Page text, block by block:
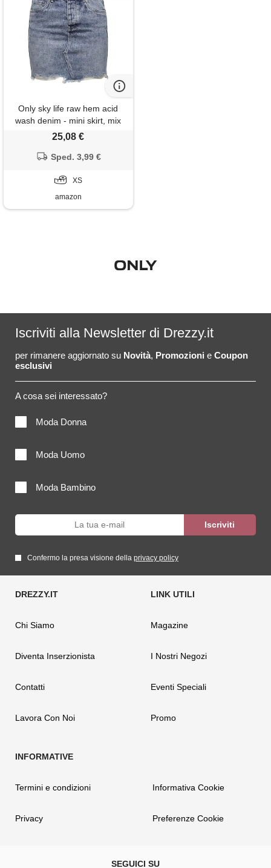
Only sky life raw hem acid
wash denim - mini skirt, mix
blu chiaro, 40
25,08 €
Sped. 3,99 €
XS
amazon
Iscriviti alla Newsletter di Drezzy.it
per rimanere aggiornato su Novità, Promozioni e Coupon
esclusivi
A cosa sei interessato?
Moda Donna
Moda Uomo
Moda Bambino
Confermo la presa visione della privacy policy
Chi Siamo
Diventa Inserzionista
Contatti
Lavora Con Noi
Magazine
I Nostri Negozi
Eventi Speciali
Promo
Termini e condizioni
Privacy
Informativa Cookie
Preferenze Cookie